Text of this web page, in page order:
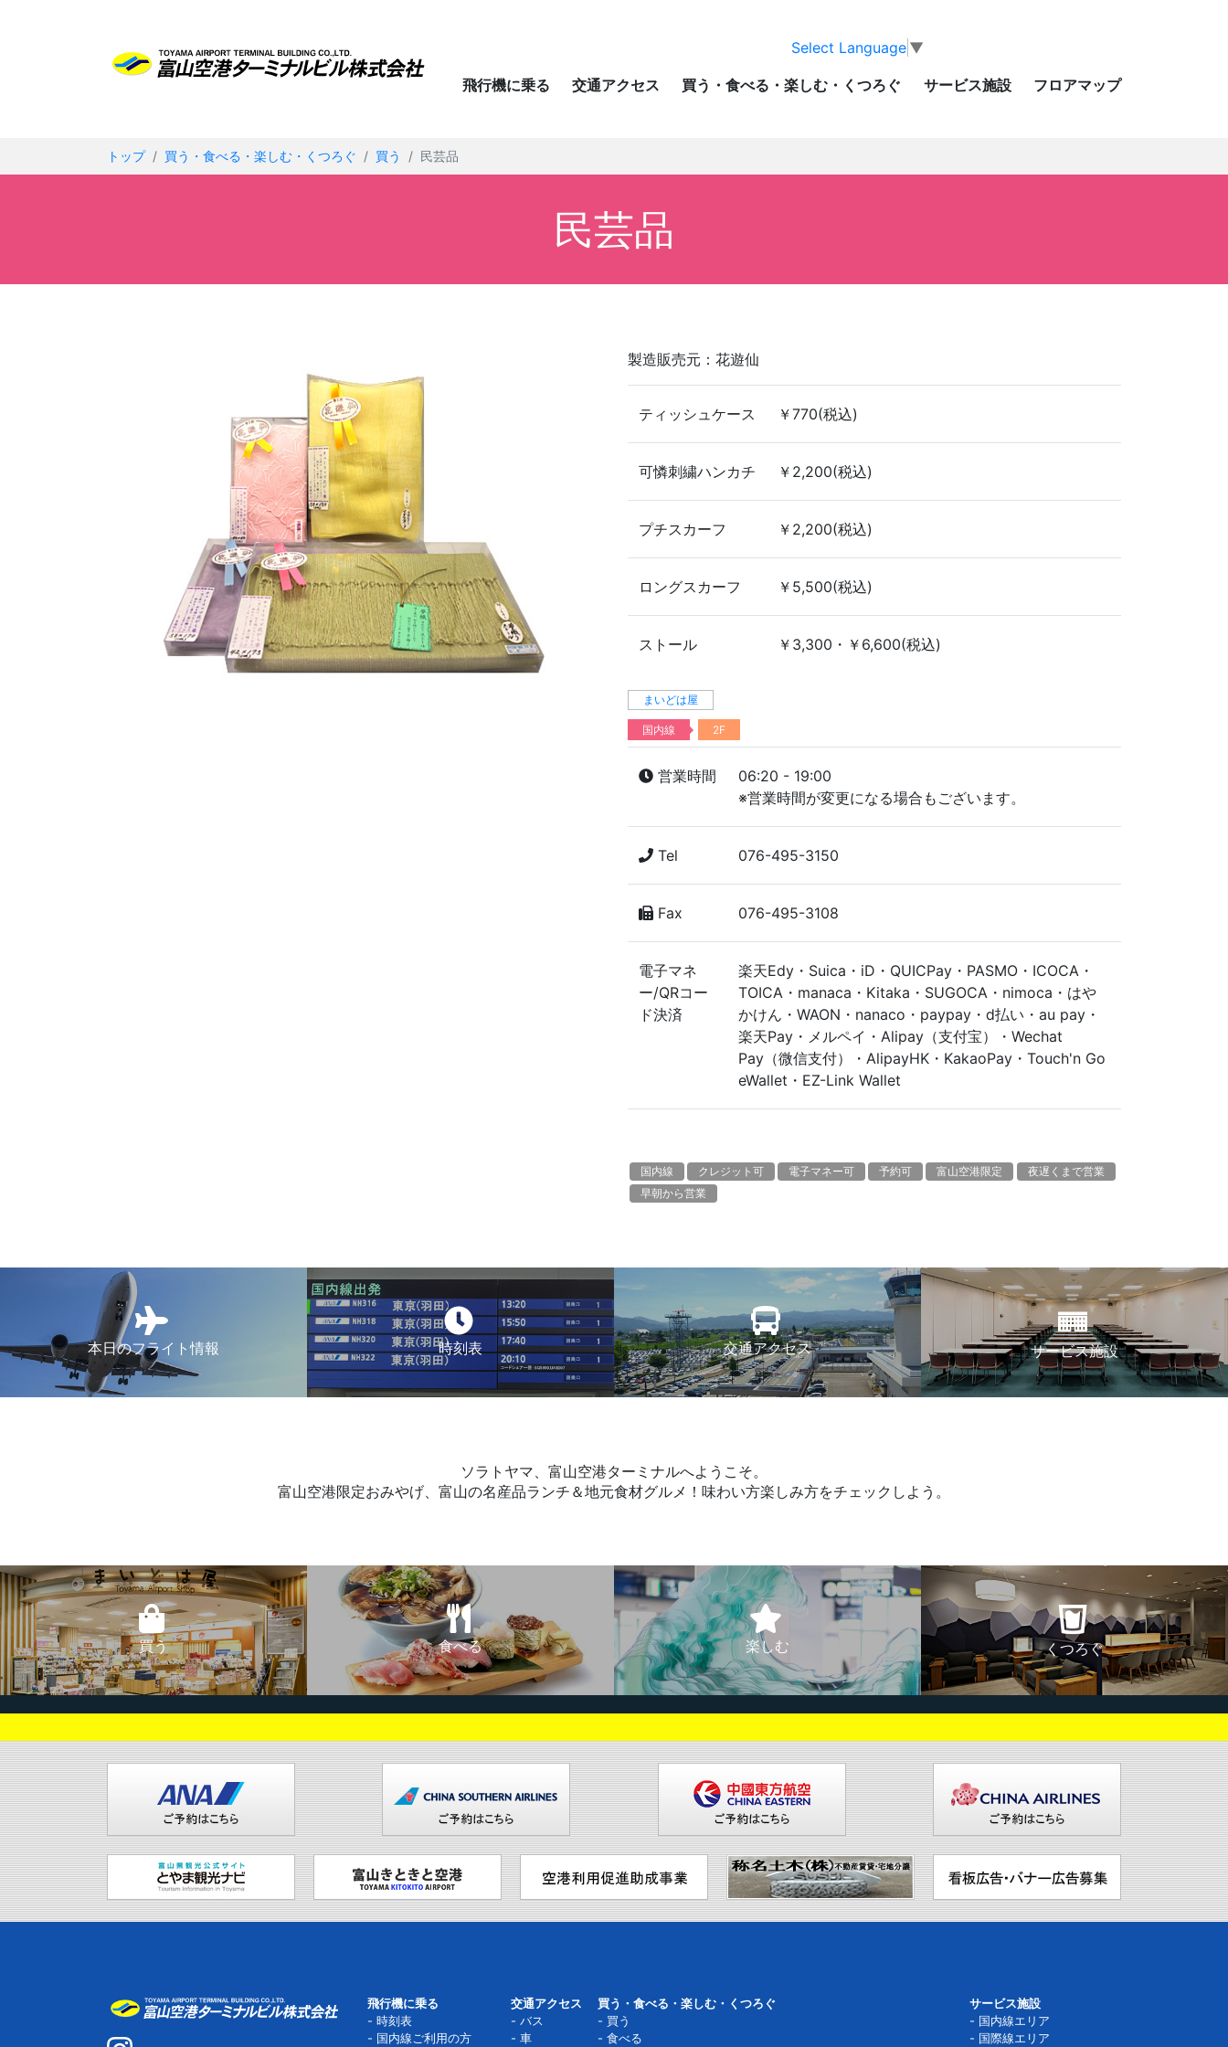
Select Language ▼
飛行機に乗る 交通アクセス 買う・食べる・楽しむ・くつろぐ サービス施設 フロアマップ
トップ 買う・食べる・楽しむ・くつろぐ 買う 民芸品
民芸品
製造販売元：花遊仙
ティッシュケース ￥770(税込)
可憐刺繍ハンカチ ￥2,200(税込)
プチスカーフ ￥2,200(税込)
ロングスカーフ ￥5,500(税込)
ストール ￥3,300・￥6,600(税込)
まいどは屋
国内線 2F
営業時間
06:20 - 19:00
※営業時間が変更になる場合もございます。
Tel 076-495-3150
Fax 076-495-3108
電子マネ
ー/QRコー
ド決済
楽天Edy・Suica・iD・QUICPay・PASMO・ICOCA・
TOICA・manaca・Kitaka・SUGOCA・nimoca・はや
かけん・WAON・nanaco・paypay・ⅾ払い・au pay・
楽天Pay・メルペイ・Alipay（支付宝）・Wechat
Pay（微信支付）・AlipayHK・KakaoPay・Touch'n Go
eWallet・EZ-Link Wallet
国内線 クレジット可 電子マネー可 予約可 富山空港限定
夜遅くまで営業
早朝から営業
本日のフライト情報 時刻表 交通アクセス サービス施設
ソラトヤマ、富山空港ターミナルへようこそ。
富山空港限定おみやげ、富山の名産品ランチ＆地元食材グルメ！味わい方楽しみ方をチェックしよう。
買う 食べる 楽しむ くつろぐ
飛行機に乗る
時刻表
国内線ご利用の方
交通アクセス
バス
車
買う・食べる・楽しむ・くつろぐ
買う
食べる
サービス施設
国内線エリア
国際線エリア